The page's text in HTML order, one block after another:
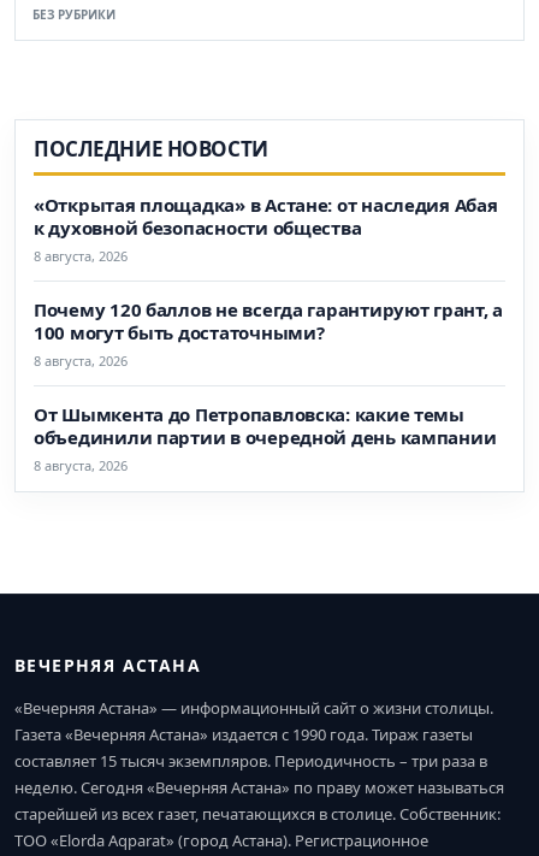
БЕЗ РУБРИКИ
ПОСЛЕДНИЕ НОВОСТИ
«Открытая площадка» в Астане: от наследия Абая
к духовной безопасности общества
8 августа, 2026
Почему 120 баллов не всегда гарантируют грант, а
100 могут быть достаточными?
8 августа, 2026
От Шымкента до Петропавловска: какие темы
объединили партии в очередной день кампании
8 августа, 2026
ВЕЧЕРНЯЯ АСТАНА
«Вечерняя Астана» — информационный сайт о жизни столицы.
Газета «Вечерняя Астана» издается с 1990 года. Тираж газеты
составляет 15 тысяч экземпляров. Периодичность – три раза в
неделю. Сегодня «Вечерняя Астана» по праву может называться
старейшей из всех газет, печатающихся в столице. Собственник:
ТОО «Elorda Aqparat» (город Астана). Регистрационное